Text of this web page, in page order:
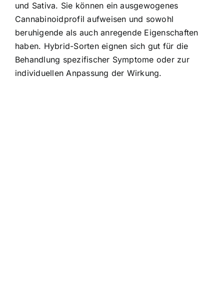
und Sativa. Sie können ein ausgewogenes
Cannabinoidprofil aufweisen und sowohl
beruhigende als auch anregende Eigenschaften
haben. Hybrid-Sorten eignen sich gut für die
Behandlung spezifischer Symptome oder zur
individuellen Anpassung der Wirkung.